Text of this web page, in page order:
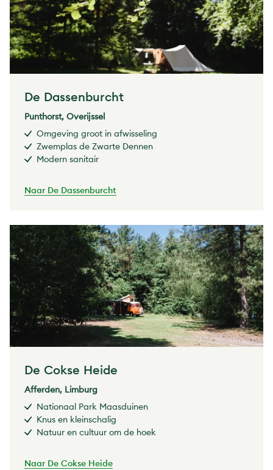
De Dassenburcht
Punthorst, Overijssel
Omgeving groot in afwisseling
Zwemplas de Zwarte Dennen
Modern sanitair
Naar De Dassenburcht
De Cokse Heide
Afferden, Limburg
Nationaal Park Maasduinen
Knus en kleinschalig
Natuur en cultuur om de hoek
Naar De Cokse Heide